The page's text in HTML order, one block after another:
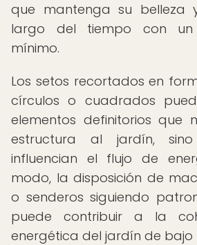
que mantenga su
largo del tiempo con un
mínimo.
Los setos recortados en
círculos o cuadrados
elementos definitorios que
estructura al jardín,
influencian el flujo de
modo, la disposición de
o senderos siguiendo
puede contribuir a la
energética del jardín de bajo